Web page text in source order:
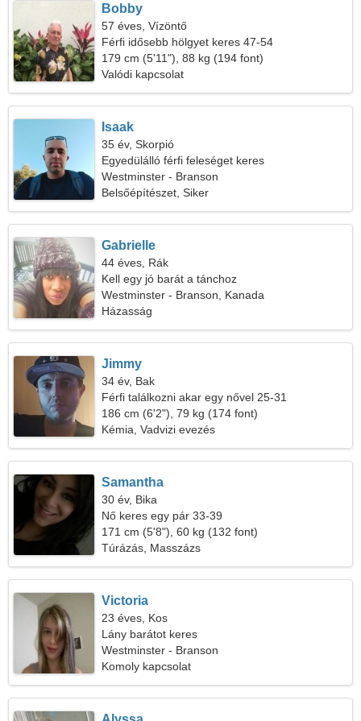
Bobby
57 éves, Vízöntő
Férfi idősebb hölgyet keres 47-54
179 cm (5'11"), 88 kg (194 font)
Valódi kapcsolat
Isaak
35 év, Skorpió
Egyedülálló férfi feleséget keres
Westminster - Branson
Belsőépítészet, Siker
Gabrielle
44 éves, Rák
Kell egy jó barát a tánchoz
Westminster - Branson, Kanada
Házasság
Jimmy
34 év, Bak
Férfi találkozni akar egy nővel 25-31
186 cm (6'2"), 79 kg (174 font)
Kémia, Vadvizi evezés
Samantha
30 év, Bika
Nő keres egy pár 33-39
171 cm (5'8"), 60 kg (132 font)
Túrázás, Masszázs
Victoria
23 éves, Kos
Lány barátot keres
Westminster - Branson
Komoly kapcsolat